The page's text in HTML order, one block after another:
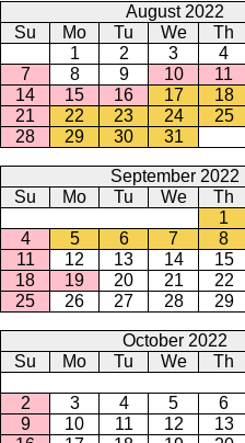
August 2022
Su
Mo Tu We Th
1
2 3 4
7
8 9 10 11
14
15 16 17 18
21
22 23 24 25
28
29 30 31
September 2022
Su
Mo Tu We Th
1
4
5 6 7 8
11
12 13 14 15
18
19 20 21 22
25
26 27 28 29
October 2022
Su
Mo Tu We Th
2
3 4 5 6
9
10 11 12 13